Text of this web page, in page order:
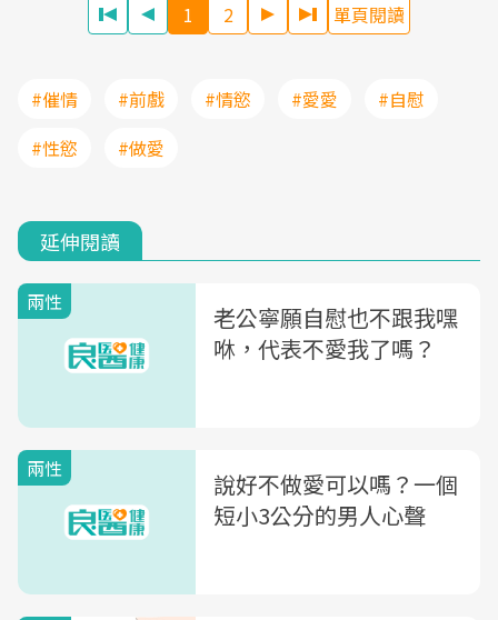
1 2 單頁閱讀
#催情 #前戲 #情慾 #愛愛
#自慰
#性慾
#做愛
延伸閱讀
兩性
老公寧願自慰也不跟我嘿
咻，代表不愛我了嗎？
兩性
說好不做愛可以嗎？一個
短小3公分的男人心聲